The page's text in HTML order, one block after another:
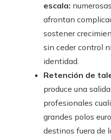
escala:
afrontan
sostener
sin ceder control
identidad.
Retención de
produce una
profesionales
grandes polos
destinos fuera de